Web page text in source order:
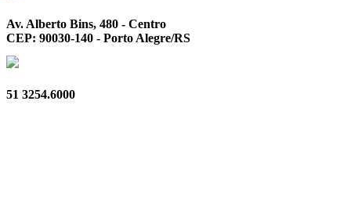
Av. Alberto Bins, 480 - Centro
CEP: 90030-140 - Porto Alegre/RS
51 3254.6000